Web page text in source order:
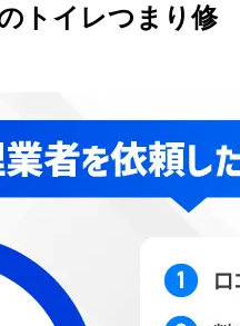
トイレつまり修